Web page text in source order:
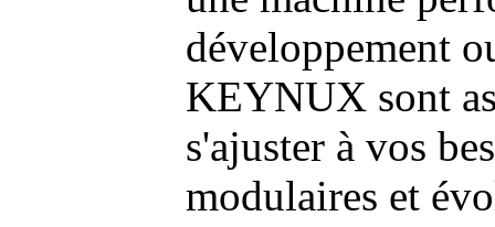
développement
KEYNUX sont
s'ajuster à vos
modulaires et